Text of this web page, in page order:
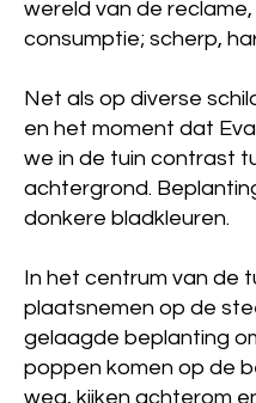
wereld van de
consumptie; scherp,
Net als op diverse
en het moment dat
we in de tuin contrast
achtergrond.
donkere bladkleuren.
In het centrum van de
plaatsnemen op de
gelaagde beplanting
poppen komen op de
weg, kijken achterom